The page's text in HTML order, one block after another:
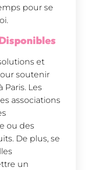
pour se
et
soutenir
Paris. Les
associations
ou des
De plus, se
un